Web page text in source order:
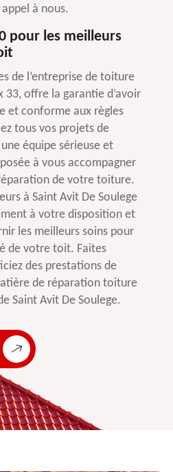
à nous.
pour les meilleurs
de l’entreprise de toiture
33, offre la garantie d’avoir
et conforme aux règles
tous vos projets de
équipe sérieuse et
à vous accompagner
de votre toiture.
à Saint Avit De Soulege
à votre disposition et
les meilleurs soins pour
de votre toit. Faites
des prestations de
de réparation toiture
Saint Avit De Soulege.